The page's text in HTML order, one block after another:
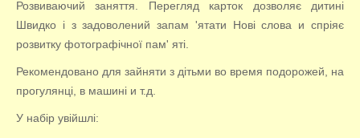
Розвиваючий заняття. Перегляд карток дозволяє дитині
Швидко і з задоволений запам 'ятати Нові слова и спріяє
розвитку фотографічної пам' яті.
Рекомендовано для зайняти з дітьми во время подорожей, на
прогулянці, в машині и т.д.
У набір увійшлі: